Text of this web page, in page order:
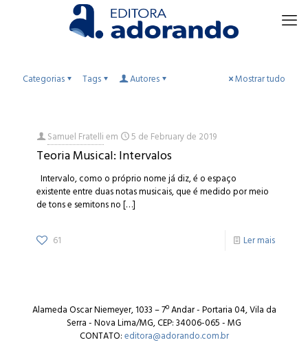
Categorias Tags Autores Mostrar tudo
Samuel Fratelliem 5 de February de 2019
Teoria Musical: Intervalos
Intervalo, como o próprio nome já diz, é o espaço
existente entre duas notas musicais, que é medido por meio
de tons e semitons no[…]
61 Ler mais
Alameda Oscar Niemeyer, 1033 – 7º Andar - Portaria 04, Vila da
Serra - Nova Lima/MG, CEP: 34006-065 - MG
CONTATO:editora@adorando.com.br